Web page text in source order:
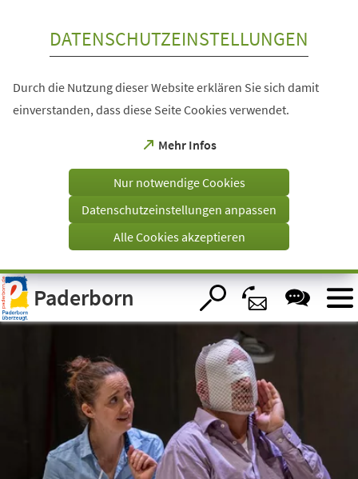
Visuelle
Assistenzsoftware
öffnen.
DATENSCHUTZEINSTELLUNGEN
Durch die Nutzung dieser Website erklären Sie sich damit
einverstanden, dass diese Seite Cookies verwendet.
Mehr Infos
(Öffnet
einem
Tab)
Nur notwendige Cookies
Datenschutzeinstellungen anpassen
Alle Cookies akzeptieren
Paderborn